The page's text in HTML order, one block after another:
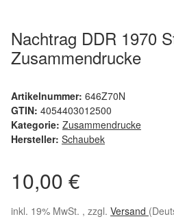
Nachtrag DDR 1970
Zusammendrucke
Artikelnummer: 646Z70N
GTIN: 4054403012500
Kategorie: Zusammendrucke
Hersteller: Schaubek
10,00 €
inkl. 19% MwSt. , zzgl. Versand